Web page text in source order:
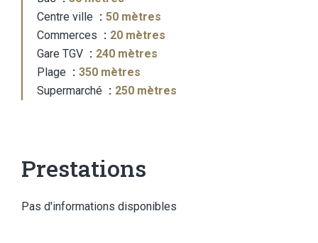
Centre ville
50 mètres
Commerces
20 mètres
Gare TGV
240 mètres
Plage
350 mètres
Supermarché
250 mètres
Prestations
Pas d'informations disponibles